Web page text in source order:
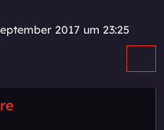
2017 um 23:25